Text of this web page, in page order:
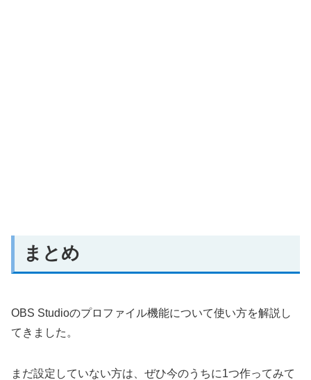
まとめ
OBS Studioのプロファイル機能について使い方を解説し
てきました。
まだ設定していない方は、ぜひ今のうちに1つ作ってみて